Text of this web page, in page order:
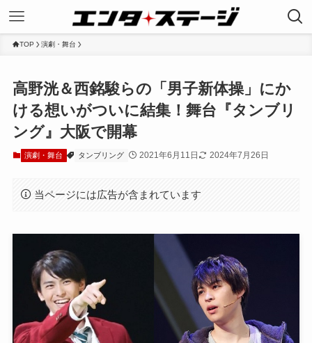
TOP 演劇・舞台
高野洸＆西銘駿らの「男子新体操」にか
ける想いがついに結集！舞台『タンブリ
ング』大阪で開幕
演劇・舞台 タンブリング 2021年6月11日 2024年7月26日
当ページには広告が含まれています